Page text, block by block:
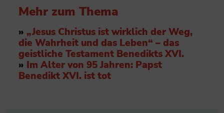
Mehr zum Thema
» „Jesus Christus ist wirklich der Weg,
die Wahrheit und das Leben“ – das
geistliche Testament Benedikts XVI.
» Im Alter von 95 Jahren: Papst
Benedikt XVI. ist tot